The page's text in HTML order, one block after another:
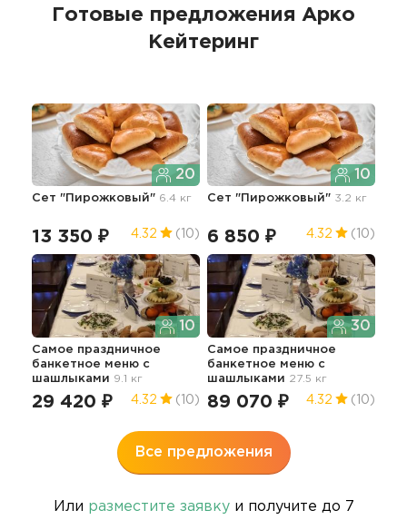
Готовые предложения Арко
Кейтеринг
20
Сет "Пирожковый" 6.4 кг
13 350 ₽ 4.32 (10)
10
Сет "Пирожковый" 3.2 кг
6 850 ₽ 4.32 (10)
10
Самое праздничное
банкетное меню с
шашлыками 9.1 кг
29 420 ₽ 4.32 (10)
30
Самое праздничное
банкетное меню с
шашлыками 27.5 кг
89 070 ₽ 4.32 (10)
Все предложения
Или разместите заявкуи получите до 7